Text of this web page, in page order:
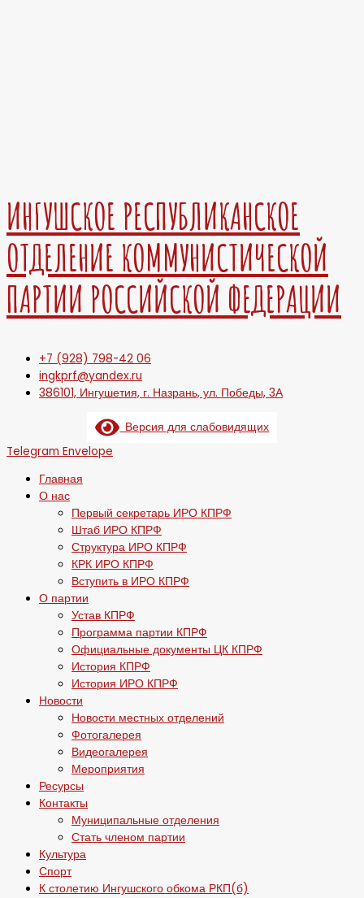
ИНГУШСКОЕ РЕСПУБЛИКАНСКОЕ
ОТДЕЛЕНИЕ КОММУНИСТИЧЕСКОЙ
ПАРТИИ РОССИЙСКОЙ ФЕДЕРАЦИИ
+7 (928) 798-42 06
ingkprf@yandex.ru
386101, Ингушетия, г. Назрань, ул. Победы, 3А
Версия для слабовидящих
Telegram Envelope
Главная
О нас
Первый секретарь ИРО КПРФ
Штаб ИРО КПРФ
Структура ИРО КПРФ
КРК ИРО КПРФ
Вступить в ИРО КПРФ
О партии
Устав КПРФ
Программа партии КПРФ
Официальные документы ЦК КПРФ
История КПРФ
История ИРО КПРФ
Новости
Новости местных отделений
Фотогалерея
Видеогалерея
Мероприятия
Ресурсы
Контакты
Муниципальные отделения
Стать членом партии
Культура
Спорт
К столетию Ингушского обкома РКП(б)